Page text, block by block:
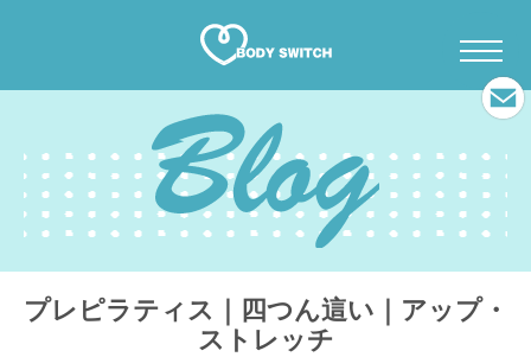
プレピラティス｜四つん這い｜アップ・
ストレッチ